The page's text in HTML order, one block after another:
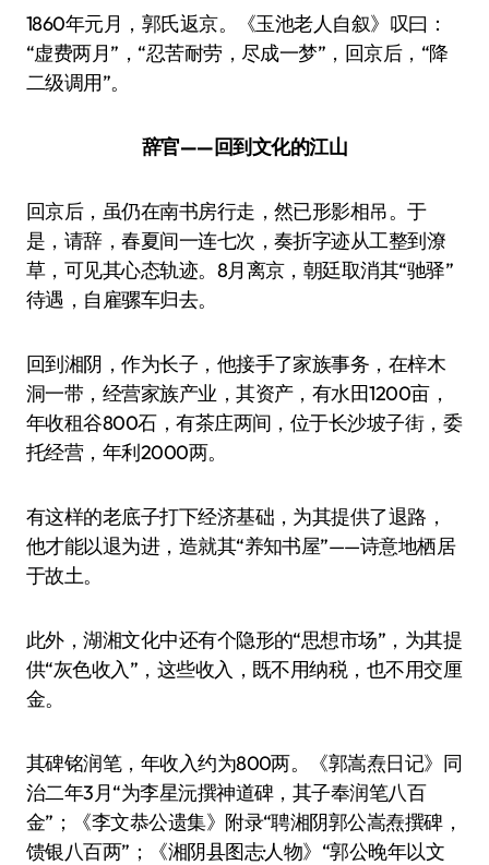
1860年元月，郭氏返京。《玉池老人自叙》叹曰：
“虚费两月”，“忍苦耐劳，尽成一梦”，回京后，“降
二级调用”。
辞官——回到文化的江山
回京后，虽仍在南书房行走，然已形影相吊。于
是，请辞，春夏间一连七次，奏折字迹从工整到潦
草，可见其心态轨迹。8月离京，朝廷取消其“驰驿”
待遇，自雇骡车归去。
回到湘阴，作为长子，他接手了家族事务，在梓木
洞一带，经营家族产业，其资产，有水田1200亩，
年收租谷800石，有茶庄两间，位于长沙坡子街，委
托经营，年利2000两。
有这样的老底子打下经济基础，为其提供了退路，
他才能以退为进，造就其“养知书屋”——诗意地栖居
于故土。
此外，湖湘文化中还有个隐形的“思想市场”，为其提
供“灰色收入”，这些收入，既不用纳税，也不用交厘
金。
其碑铭润笔，年收入约为800两。《郭嵩焘日记》同
治二年3月“为李星沅撰神道碑，其子奉润笔八百
金”；《李文恭公遗集》附录“聘湘阴郭公嵩焘撰碑，
馈银八百两”；《湘阴县图志·人物》“郭公晚年以文